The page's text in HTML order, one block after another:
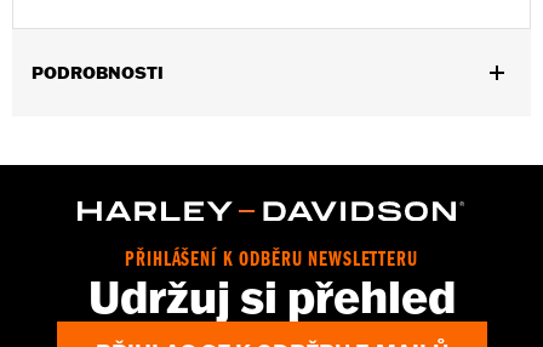
PODROBNOSTI
WARRANTY:1 year limited warranty – Go towww.h-
d.com/warranty
for full details
Removing and installing engine covers may require
purchase of new gaskets. See dealer for information.
PŘIHLÁŠENÍ K ODBĚRU NEWSLETTERU
Udržuj si přehled